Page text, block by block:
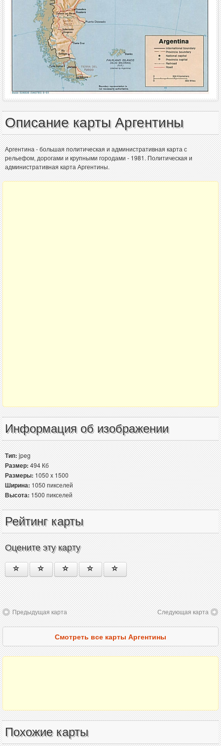
Описание карты Аргентины
Аргентина - большая политическая и административная карта с
рельефом, дорогами и крупными городами - 1981. Политическая и
административная карта Аргентины.
Информация об изображении
Тип:jpeg
Размер:494 Кб
Размеры:1050 x 1500
Ширина:1050 пикселей
Высота:1500 пикселей
Рейтинг карты
Оцените эту карту
Предыдущая карта Следующая карта
Смотреть все карты Аргентины
Похожие карты